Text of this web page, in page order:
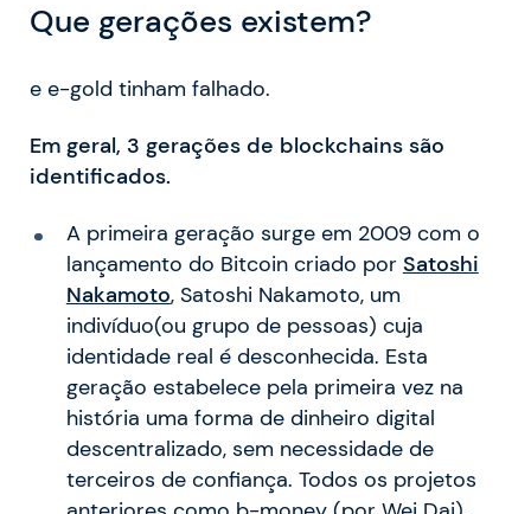
Que gerações existem?
e e-gold tinham falhado.
Em geral, 3 gerações de blockchains são
identificados.
A primeira geração surge em 2009 com o
lançamento do Bitcoin criado por Satoshi
Nakamoto, Satoshi Nakamoto, um
indivíduo(ou grupo de pessoas) cuja
identidade real é desconhecida. Esta
geração estabelece pela primeira vez na
história uma forma de dinheiro digital
descentralizado, sem necessidade de
terceiros de confiança. Todos os projetos